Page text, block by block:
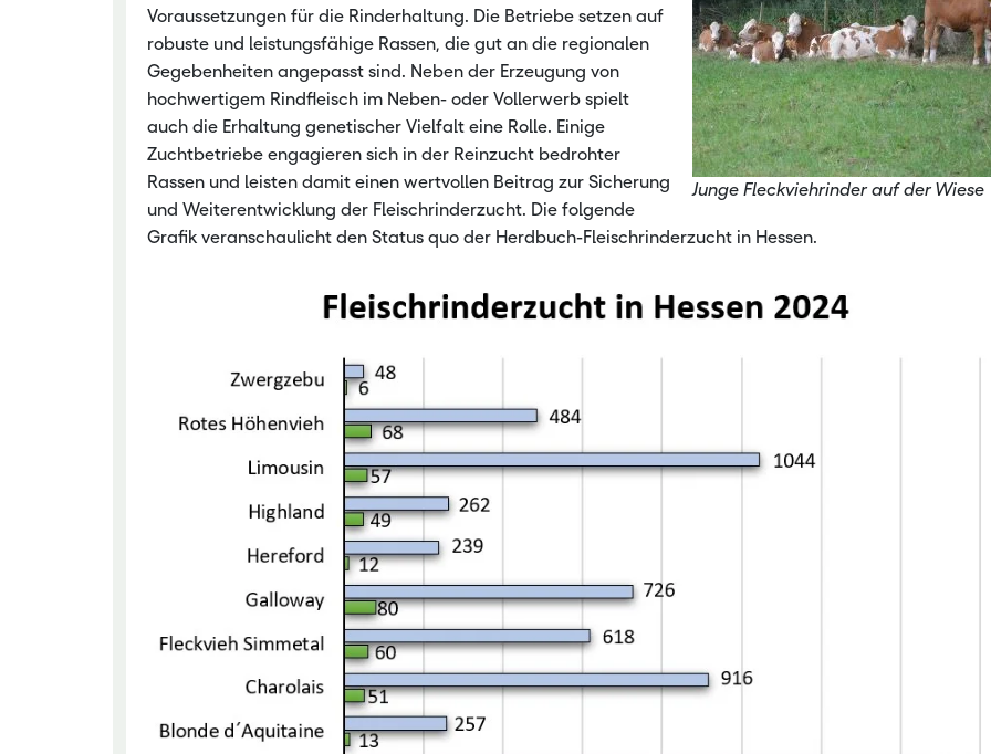
Nachwachsende Rohstoffe
Junge Fleckviehrinder auf der Wiese
Voraussetzungen für die Rinderhaltung. Die Betriebe setzen auf
robuste und leistungsfähige Rassen, die gut an die regionalen
Gegebenheiten angepasst sind. Neben der Erzeugung von
hochwertigem Rindfleisch im Neben- oder Vollerwerb spielt
auch die Erhaltung genetischer Vielfalt eine Rolle. Einige
Zuchtbetriebe engagieren sich in der Reinzucht bedrohter
Rassen und leisten damit einen wertvollen Beitrag zur Sicherung
und Weiterentwicklung der Fleischrinderzucht. Die folgende
Grafik veranschaulicht den Status quo der Herdbuch-Fleischrinderzucht in Hessen.